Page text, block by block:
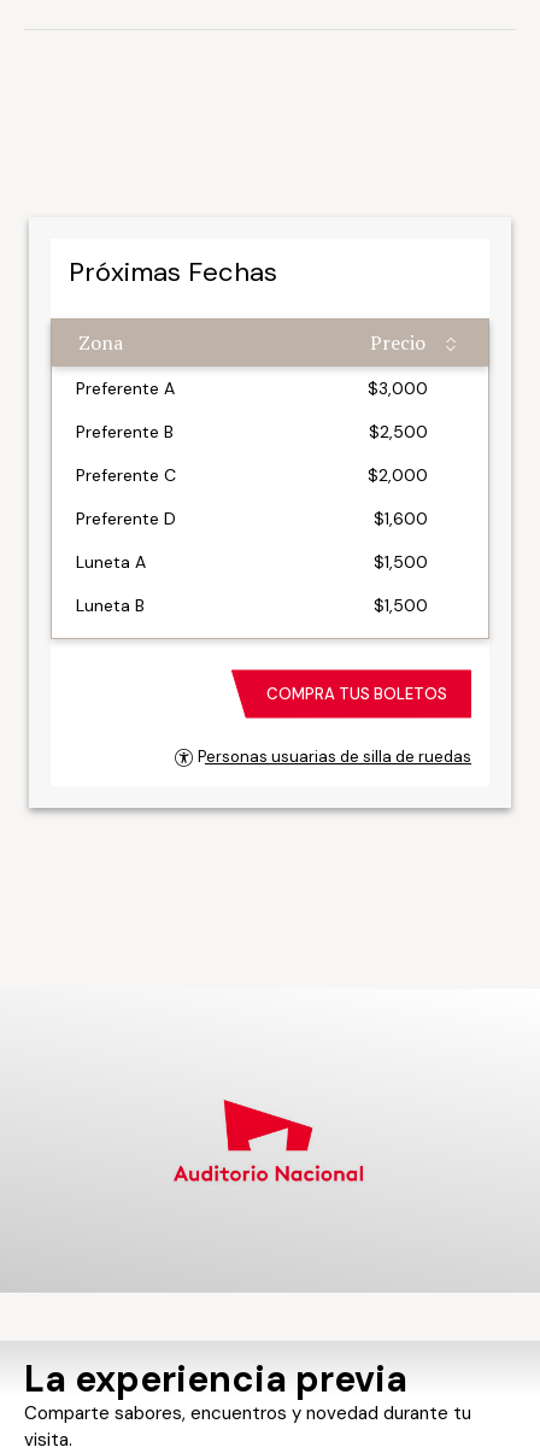
Próximas Fechas
Zona Precio
Zona Precio
Preferente A
$3,000
Preferente B
$2,500
Preferente C
$2,000
Preferente D
$1,600
Luneta A
$1,500
Luneta B
$1,500
Luneta C
$1,500
$1,200
COMPRA TUS BOLETOS
Personas usuarias de silla de ruedas
La experiencia previa
Comparte sabores, encuentros y novedad durante tu
visita.